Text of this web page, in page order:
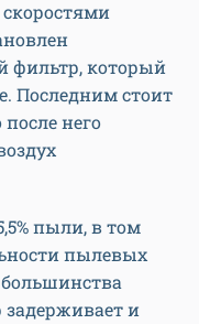
фильтр, который
Последним стоит
него
пыли, в том
пылевых
и